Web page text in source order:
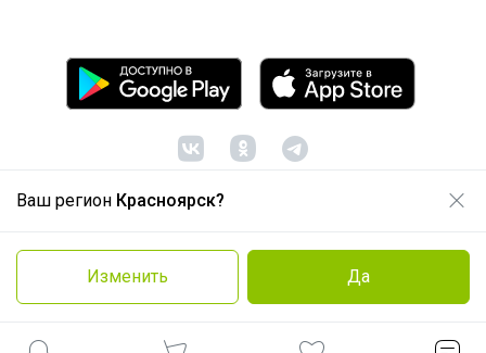
Ваш регион Красноярск?
Изменить Да
© ООО "Лявита", ОГРН 1122468054070, 2012 -2026
Политика конфиденциальности
Cоглашение пользователя